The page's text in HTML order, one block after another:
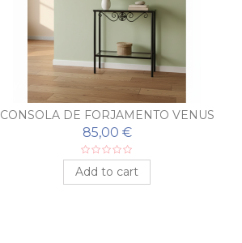
CONSOLA DE FORJAMENTO VENUS
85,00 €
Add to cart